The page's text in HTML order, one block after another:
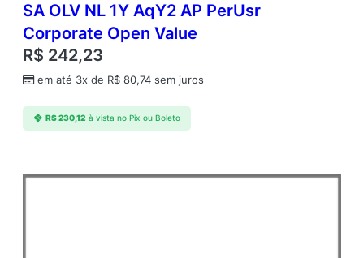
SA OLV NL 1Y AqY2 AP PerUsr
Corporate Open Value
R$ 242,23
em até 3x de R$ 80,74 sem juros
R$230,12 à vista no Pix ou Boleto